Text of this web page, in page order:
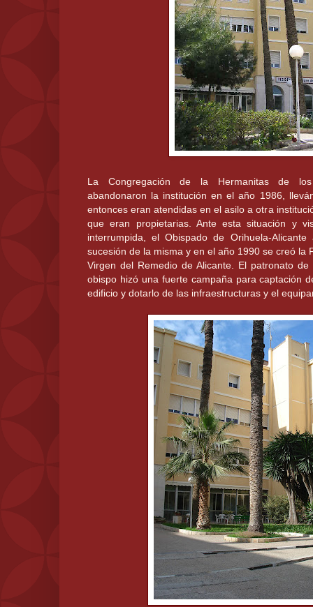
La Congregación de la Hermanitas de los
abandonaron la institución en el año 1986,
entonces eran atendidas en el asilo a otra
que eran propietarias. Ante esta situación y
interrumpida, el Obispado de Orihuela-
sucesión de la misma y en el año 1990 se creó la
Virgen del Remedio de Alicante. El patronato
obispo hizó una fuerte campaña para captación
edificio y dotarlo de las infraestructuras y el